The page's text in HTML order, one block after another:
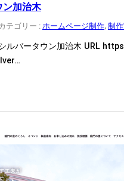
ン加治木
カテゴリー : ホームページ制作, 制
ルバータウン加治木 URL